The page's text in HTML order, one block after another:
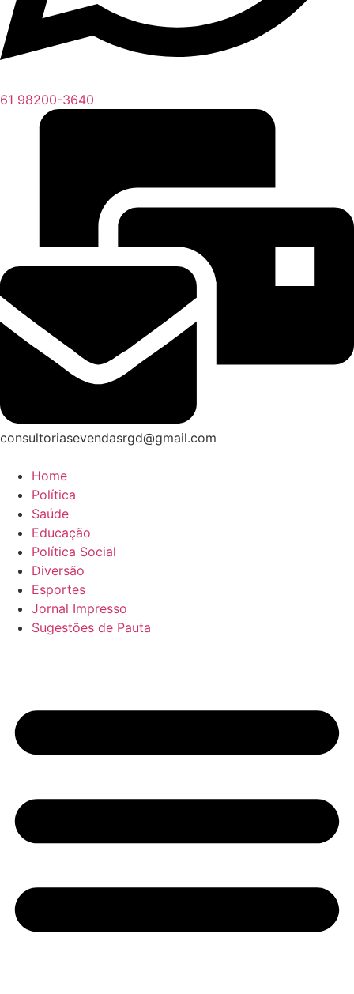
61 98200-3640
consultoriasevendasrgd@gmail.com
Home
Política
Saúde
Educação
Política Social
Diversão
Esportes
Jornal Impresso
Sugestões de Pauta